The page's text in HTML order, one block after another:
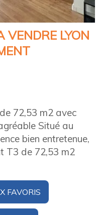
VENDRE LYON
72,53 m2 avec
Situé au
bien entretenue,
T3 de 72,53 m2
FAVORIS